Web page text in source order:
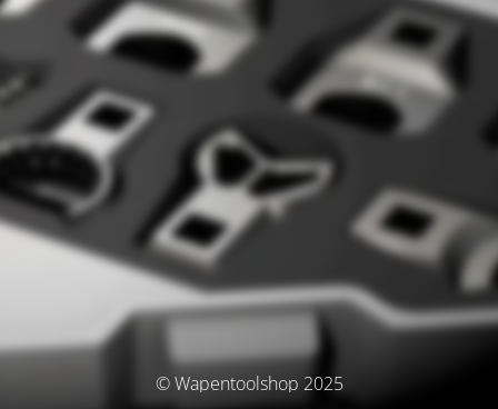
© Wapentoolshop 2025